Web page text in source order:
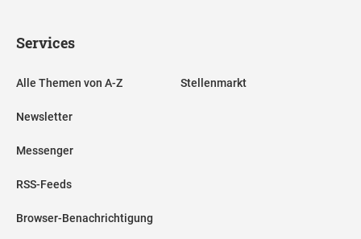
Services
Alle Themen von A-Z
Newsletter
Messenger
RSS-Feeds
Browser-Benachrichtigung
Stellenmarkt